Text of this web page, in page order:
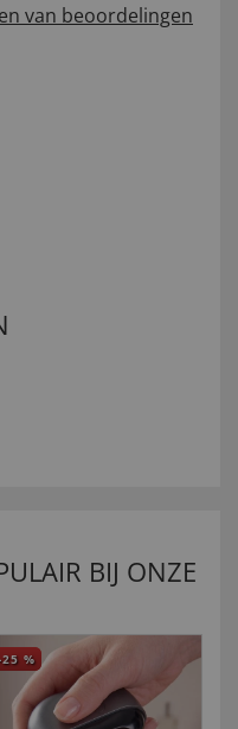
van beoordelingen
BIJ ONZE
25 %